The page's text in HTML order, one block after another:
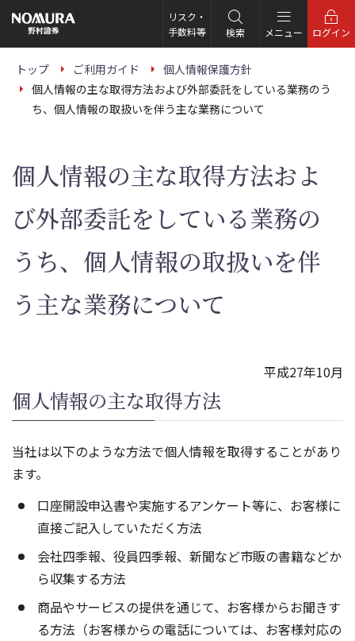
の
ー
リスク・
手数料等
検索 メニュー ログイン
トップ ご利用ガイド
個人情報保護方針
個人情報の主な取得方法および外部委託をしている業務のう
ち、個人情報の取扱いを伴う主な業務について
個人情報の主な取得方法およ
び外部委託をしている業務の
うち、個人情報の取扱いを伴
う主な業務について
平成27年10月
個人情報の主な取得方法
当社は以下のような方法で個人情報を取得することがあり
ます。
口座開設申込書や実施するアンケート等に、お客様に
直接ご記入していただく方法
会社四季報、役員四季報、新聞など市販の書籍などか
ら収集する方法
商品やサービスの提供を通じて、お客様からお聞きす
る方法（お客様からの電話については、お客様対応の